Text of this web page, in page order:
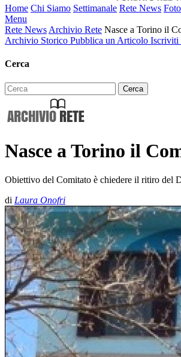
Home Chi Siamo Settimanale Rete News
Menu
Rete News Archivio Rete Nasce a Torino il
Archivio Storico Pubblica un Articolo Iscriviti
Cerca
Nasce a Torino il
Obiettivo del Comitato è chiedere il ritiro del
di Laura Onofri